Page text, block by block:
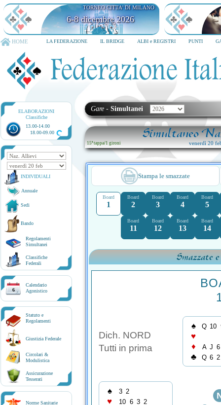
TORNEO CITTA' DI MILANO
6-8 dicembre 2026
HOME LA FEDERAZIONE IL BRIDGE ALBI e REGISTRI PUNTI
ELABORAZIONI
Classifiche
13.00-14.00
18.00-09.00
INDIVIDUALI
Annuale
Sedi
Bando
Regolamenti
Simultanei
Classifiche
Federali
6
Calendario
Agonistico
Statuto e
Regolamenti
Giustizia Federale
Circolari &
Modulistica
Assicurazione
Tesserati
Norme Sanitarie
Gare - Simultanei
Simultaneo
15ª tappa/1 gironi venerdì 20
Stampa le smazzate
Board
1
Board
2
Board
3
Board
4
Board
5
Board
11
Board
12
Board
13
Board
14
Smazzate
Dich. NORD
Tutti in prima
♠ Q 10
♥
♦
A J 6
♣ Q 6 2
♠ 3 2
♥ 10 6 3 2